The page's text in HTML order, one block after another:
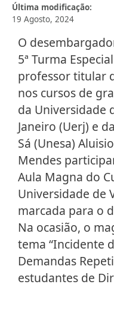
Última modificação
19 Agosto, 2024
O
5ª Turma
professor titular
nos cursos de
da Universidade
Janeiro (Uerj) e
Sá (Unesa)
Mendes
Aula Magna do
Universidade de
marcada para o
Na ocasião, o
tema “Incidente
Demandas
estudantes de